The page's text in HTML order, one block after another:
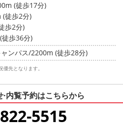
(徒歩17分)
(徒歩2分)
歩2分)
歩36分)
ンパス/2200m (徒歩28分)
先となります。
内覧予約はこちらから
5515